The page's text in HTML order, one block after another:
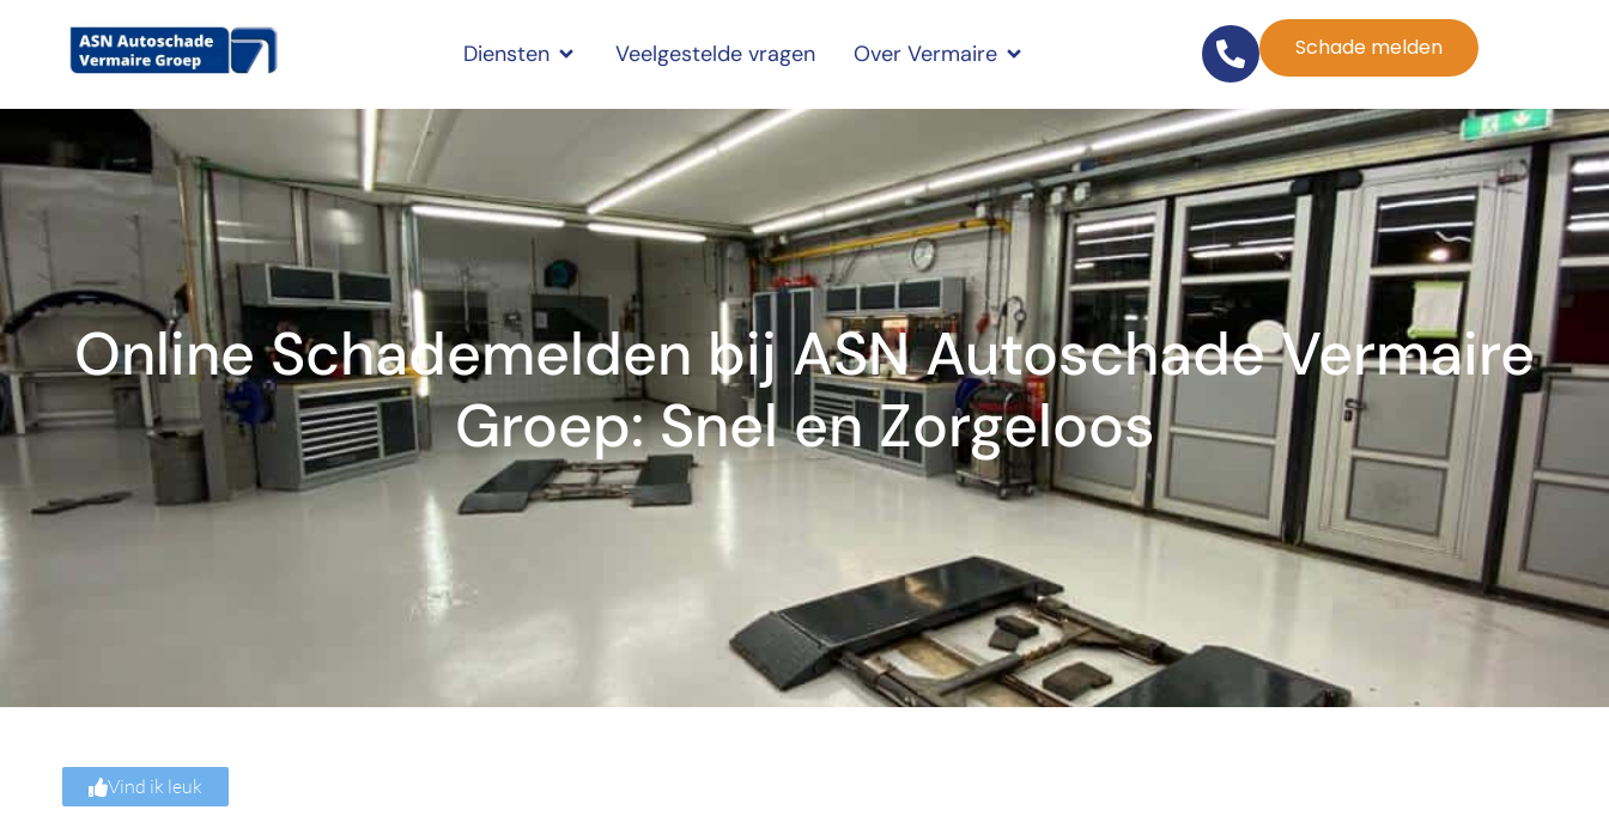
Diensten Veelgestelde vragen Over Vermaire Schade melden
Online Schademelden bij ASN Autoschade Vermaire
Groep: Snel en Zorgeloos
Vind ik leuk